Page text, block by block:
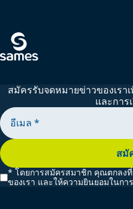
สมัครรับจดหมายข่าวของเรา
และการ
สมั
* โดยการสมัครสมาชิก คุณตกลง
ของเรา และให้ความยินยอมในกา